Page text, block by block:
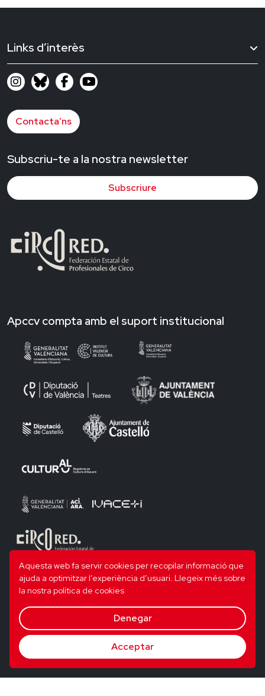
Aquesta web fa servir cookies per recopilar informació que
ajuda a optimitzar l’experiència d’usuari. Llegeix més sobre
la nostra política de cookies
Denegar
Acceptar
Links d’interès
Contacta’ns
Subscriu-te a la nostra newsletter
Subscriure
Apccv compta amb el suport institucional